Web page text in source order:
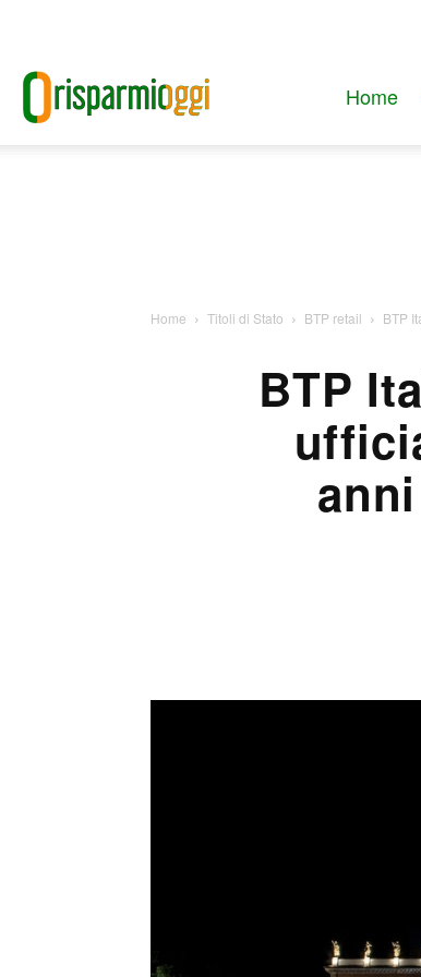
Home
Home Titoli di Stato BTP retail BTP
BTP